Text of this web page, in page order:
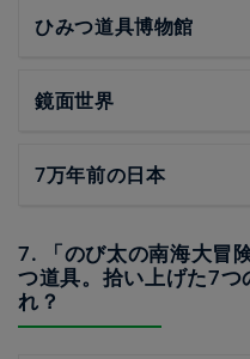
ひみつ道具博物館
鏡面世界
7万年前の日本
7. 「のび太の南海大冒
つ道具。拾い上げた7
れ？